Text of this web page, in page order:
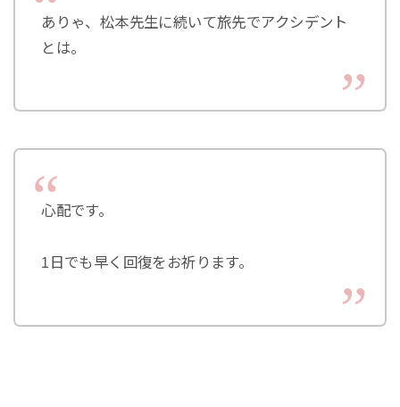
ありゃ、松本先生に続いて旅先でアクシデント
とは。
心配です。
1日でも早く回復をお祈ります。